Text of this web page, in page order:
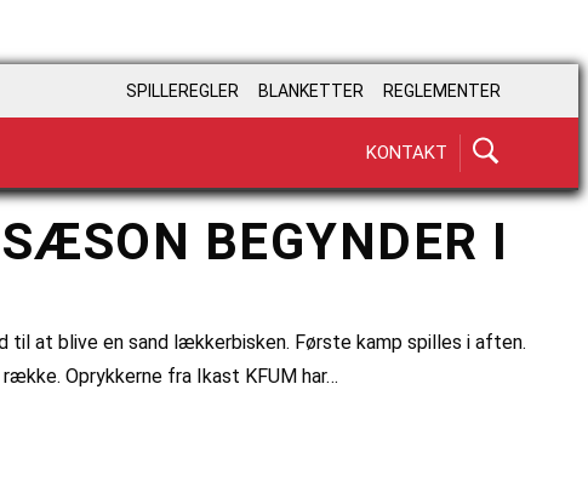
SPILLEREGLER BLANKETTER REGLEMENTER
KONTAKT
BEGYNDER I
at blive en sand lækkerbisken. Første kamp spilles i aften.
Oprykkerne fra Ikast KFUM har…